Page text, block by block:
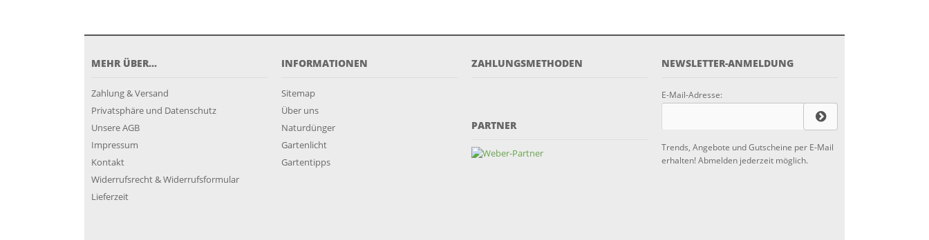
MEHR ÜBER...
Zahlung & Versand
Privatsphäre und Datenschutz
Unsere AGB
Impressum
Kontakt
Widerrufsrecht & Widerrufsformular
Lieferzeit
INFORMATIONEN
Sitemap
Über uns
Naturdünger
Gartenlicht
Gartentipps
ZAHLUNGSMETHODEN
PARTNER
NEWSLETTER-ANMELDUNG
E-Mail-Adresse:
Trends, Angebote und Gutscheine per E-Mail
erhalten! Abmelden jederzeit möglich.